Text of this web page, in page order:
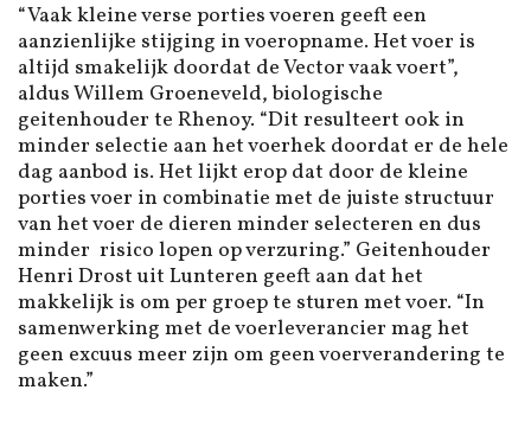
“Vaak kleine verse porties voeren geeft een
aanzienlijke stijging in voeropname. Het voer is
altijd smakelijk doordat de Vector vaak voert”,
aldus Willem Groeneveld, biologische
geitenhouder te Rhenoy. “Dit resulteert ook in
minder selectie aan het voerhek doordat er de hele
dag aanbod is. Het lijkt erop dat door de kleine
porties voer in combinatie met de juiste structuur
van het voer de dieren minder selecteren en dus
minder risico lopen op verzuring.” Geitenhouder
Henri Drost uit Lunteren geeft aan dat het
makkelijk is om per groep te sturen met voer. “In
samenwerking met de voerleverancier mag het
geen excuus meer zijn om geen voerverandering te
maken.”